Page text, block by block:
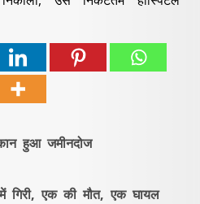
हुआ जमीनदोज
गिरी, एक की मौत, एक घायल